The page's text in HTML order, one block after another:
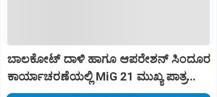
ಬಾಲಕೋಟ್‌ ದಾಳಿ ಹಾಗೂ ಆಪರೇಶನ್‌ ಸಿಂದೂರ
ಕಾರ್ಯಾಚರಣೆಯಲ್ಲಿ MiG 21 ಮುಖ್ಯ ಪಾತ್ರ...